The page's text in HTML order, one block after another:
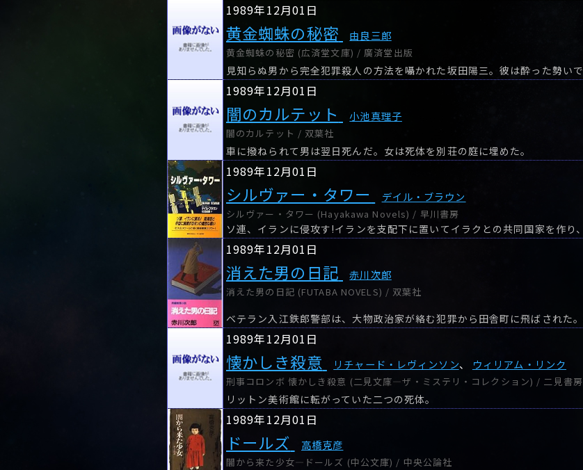
1989年12月01日
黄金蜘蛛の秘密 由良三郎
黄金蜘蛛の秘密 (広済堂文庫) / 廣済堂出版
1989年12月01日
闇のカルテット 小池真理子
闇のカルテット / 双葉社
車に撥ねられて男は翌日死んだ。女は死体を別荘の庭に埋めた。
1989年12月01日
シルヴァー・タワー デイル・ブラウン
シルヴァー・タワー (Hayakawa Novels) / 早川書房
1989年12月01日
消えた男の日記 赤川次郎
消えた男の日記 (FUTABA NOVELS) / 双葉社
1989年12月01日
懐かしき殺意 リチャード・レヴィンソン、 ウィリアム・リンク
刑事コロンボ 懐かしき殺意 (二見文庫―ザ・ミステリ・コレクション) / 二見書房
リットン美術館に転がっていた二つの死体。
1989年12月01日
ドールズ 高橋克彦
闇から来た少女―ドールズ (中公文庫) / 中央公論社